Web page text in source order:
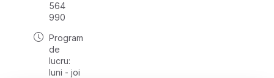
564
990
Program
de
lucru:
luni - joi